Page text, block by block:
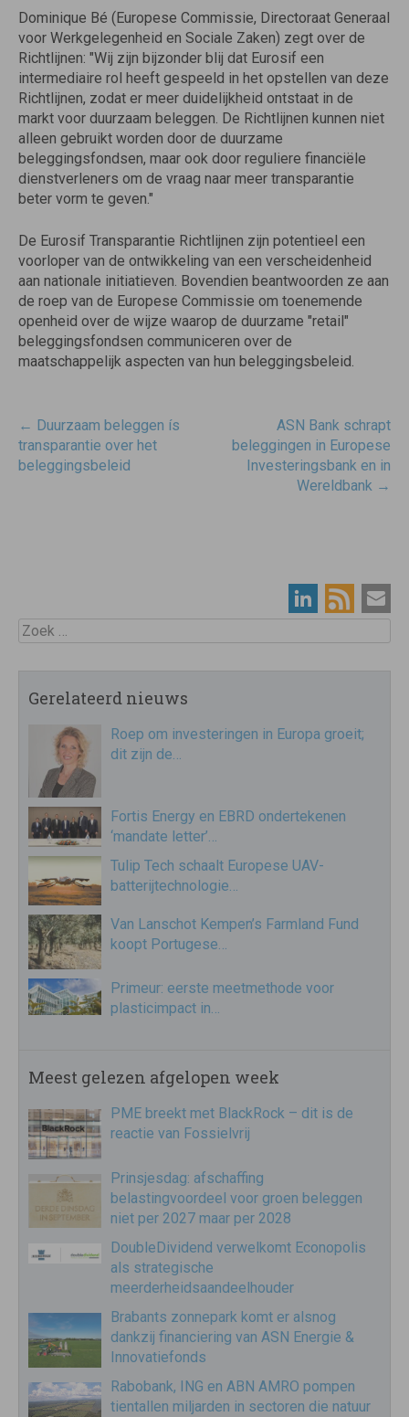
Dominique Bé (Europese Commissie, Directoraat Generaal
voor Werkgelegenheid en Sociale Zaken) zegt over de
Richtlijnen: "Wij zijn bijzonder blij dat Eurosif een
intermediaire rol heeft gespeeld in het opstellen van deze
Richtlijnen, zodat er meer duidelijkheid ontstaat in de
markt voor duurzaam beleggen. De Richtlijnen kunnen niet
alleen gebruikt worden door de duurzame
beleggingsfondsen, maar ook door reguliere financiële
dienstverleners om de vraag naar meer transparantie
beter vorm te geven."
De Eurosif Transparantie Richtlijnen zijn potentieel een
voorloper van de ontwikkeling van een verscheidenheid
aan nationale initiatieven. Bovendien beantwoorden ze aan
de roep van de Europese Commissie om toenemende
openheid over de wijze waarop de duurzame "retail"
beleggingsfondsen communiceren over de
maatschappelijk aspecten van hun beleggingsbeleid.
Post
navigatie
← Duurzaam beleggen ís
transparantie over het
beleggingsbeleid
ASN Bank schrapt
beleggingen in Europese
Investeringsbank en in
Wereldbank →
Zoek
Gerelateerd nieuws
Roep om investeringen in Europa groeit;
dit zijn de…
Fortis Energy en EBRD ondertekenen
‘mandate letter’…
Tulip Tech schaalt Europese UAV-
batterijtechnologie…
Van Lanschot Kempen’s Farmland Fund
koopt Portugese…
Primeur: eerste meetmethode voor
plasticimpact in…
Meest gelezen afgelopen week
PME breekt met BlackRock – dit is de
reactie van Fossielvrij
Prinsjesdag: afschaffing
belastingvoordeel voor groen beleggen
niet per 2027 maar per 2028
DoubleDividend verwelkomt Econopolis
als strategische
meerderheidsaandeelhouder
Brabants zonnepark komt er alsnog
dankzij financiering van ASN Energie &
Innovatiefonds
Rabobank, ING en ABN AMRO pompen
tientallen miljarden in sectoren die natuur